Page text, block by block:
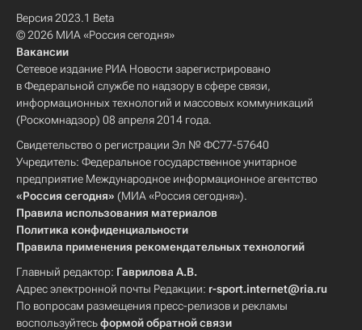
Версия 2023.1 Beta
© 2026 МИА «Россия сегодня»
Вакансии
Сетевое издание РИА Новости зарегистрировано
в Федеральной службе по надзору в сфере связи,
информационных технологий и массовых коммуникаций
(Роскомнадзор) 08 апреля 2014 года.
Свидетельство о регистрации Эл № ФС77-57640
Учредитель: Федеральное государственное унитарное
предприятие Международное информационное агентство
«Россия сегодня» (МИА «Россия сегодня»).
Правила использования материалов
Политика конфиденциальности
Правила применения рекомендательных технологий
Главный редактор: Гаврилова А.В.
Адрес электронной почты Редакции: r-sport.internet@ria.ru
По вопросам размещения пресс-релизов и рекламы
воспользуйтесьформой обратной связи